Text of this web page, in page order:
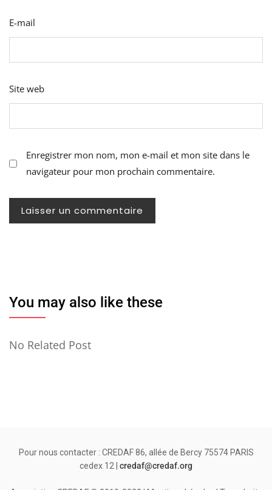
E-mail
Site web
Enregistrer mon nom, mon e-mail et mon site dans le
navigateur pour mon prochain commentaire.
You may also like these
No Related Post
Pour nous contacter : CREDAF 86, allée de Bercy 75574 PARIS
cedex 12 | credaf@credaf.org